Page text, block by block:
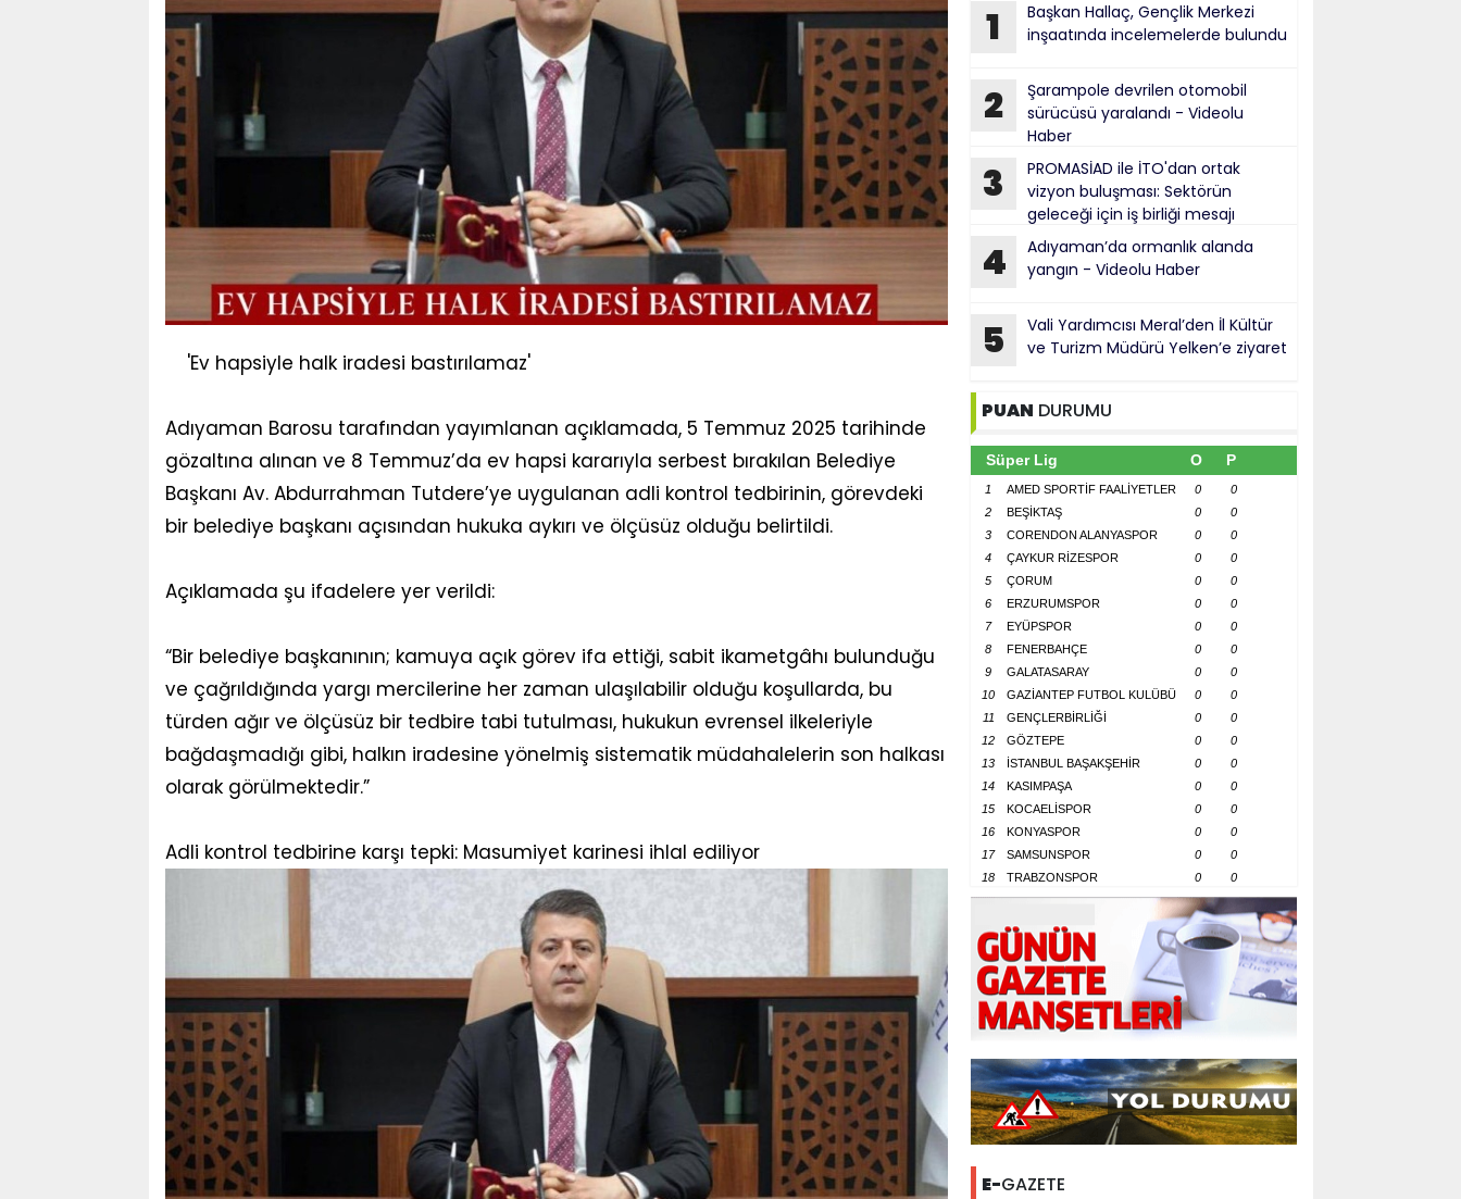
'Ev hapsiyle halk iradesi bastırılamaz'
Adıyaman Barosu tarafından yayımlanan açıklamada, 5 Temmuz 2025 tarihinde
gözaltına alınan ve 8 Temmuz’da ev hapsi kararıyla serbest bırakılan Belediye
Başkanı Av. Abdurrahman Tutdere’ye uygulanan adli kontrol tedbirinin, görevdeki
bir belediye başkanı açısından hukuka aykırı ve ölçüsüz olduğu belirtildi.
Açıklamada şu ifadelere yer verildi:
“Bir belediye başkanının; kamuya açık görev ifa ettiği, sabit ikametgâhı bulunduğu
ve çağrıldığında yargı mercilerine her zaman ulaşılabilir olduğu koşullarda, bu
türden ağır ve ölçüsüz bir tedbire tabi tutulması, hukukun evrensel ilkeleriyle
bağdaşmadığı gibi, halkın iradesine yönelmiş sistematik müdahalelerin son halkası
olarak görülmektedir.”
Adli kontrol tedbirine karşı tepki: Masumiyet karinesi ihlal ediliyor
1
Başkan Hallaç, Gençlik Merkezi
inşaatında incelemelerde bulundu
2
Şarampole devrilen otomobil
sürücüsü yaralandı - Videolu
Haber
3
PROMASİAD ile İTO'dan ortak
vizyon buluşması: Sektörün
geleceği için iş birliği mesajı
4
Adıyaman’da ormanlık alanda
yangın - Videolu Haber
5
Vali Yardımcısı Meral’den İl Kültür
ve Turizm Müdürü Yelken’e ziyaret
PUAN DURUMU
Süper Lig O P
1 AMED SPORTİF FAALİYETLER 0
0
2
BEŞİKTAŞ 0
0
3
CORENDON ALANYASPOR 0
0
4
ÇAYKUR RİZESPOR 0
0
5
ÇORUM 0
0
6
ERZURUMSPOR 0
0
7
EYÜPSPOR 0
0
8
FENERBAHÇE 0
0
9
GALATASARAY 0
0
10
GAZİANTEP FUTBOL KULÜBÜ 0
0
11
GENÇLERBİRLİĞİ 0
0
12
GÖZTEPE 0
0
13
İSTANBUL BAŞAKŞEHİR 0
0
14
KASIMPAŞA 0
0
15
KOCAELİSPOR 0
0
16
KONYASPOR 0
0
17
SAMSUNSPOR 0
0
18
TRABZONSPOR 0 0
E-GAZETE